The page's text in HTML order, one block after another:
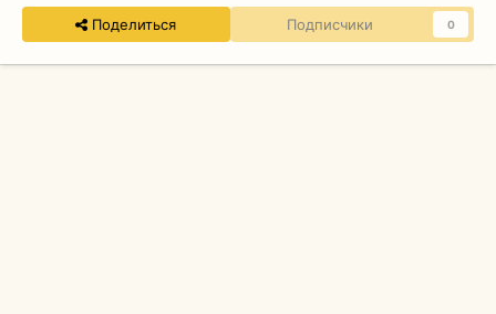
Поделиться Подписчики 0